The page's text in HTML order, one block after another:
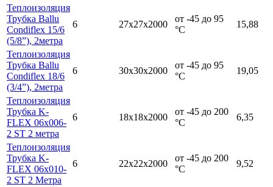
Теплоизоляция
Трубка Ballu
Condiflex 15/6
(5/8”), 2метра
6 27х27х2000
от -45 до 95
°С
15,88
Теплоизоляция
Трубка Ballu
Condiflex 18/6
(3/4”), 2метра
6 30х30х2000
от -45 до 95
°С
19,05
Теплоизоляция
Трубка K-
FLEX 06x006-
2 ST 2 метра
6 18х18х2000
от -45 до 200
°С
6,35
Теплоизоляция
Трубка K-
FLEX 06x010-
2 ST 2 Метра
6 22х22х2000
от -45 до 200
°С
9,52